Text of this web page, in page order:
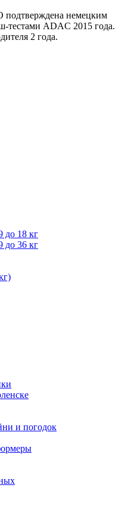
подтверждена немецким
тестами ADAC 2015 года.
2 года.
до 18 кг
до 36 кг
и погодок